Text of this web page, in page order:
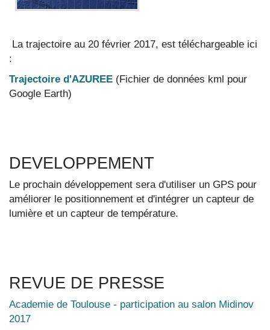
La trajectoire au 20 février 2017, est téléchargeable ici
:
Trajectoire d'AZUREE (Fichier de données kml pour
Google Earth)
DEVELOPPEMENT
Le prochain développement sera d'utiliser un GPS pour
améliorer le positionnement et d'intégrer un capteur de
lumière et un capteur de température.
REVUE DE PRESSE
Academie de Toulouse - participation au salon Midinov
2017